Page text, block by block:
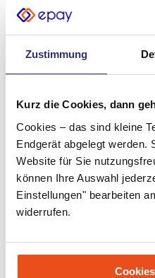
Zustimmung
Kurz die Cookies, dann
Cookies – das sind kleine
Endgerät abgelegt werden.
Website für Sie
können Ihre Auswahl
Einstellungen" bearbeiten
widerrufen.
August 2022
Juli 2022
Juni 2022
März 2022
Februar 2022
Januar 2022
November 2021